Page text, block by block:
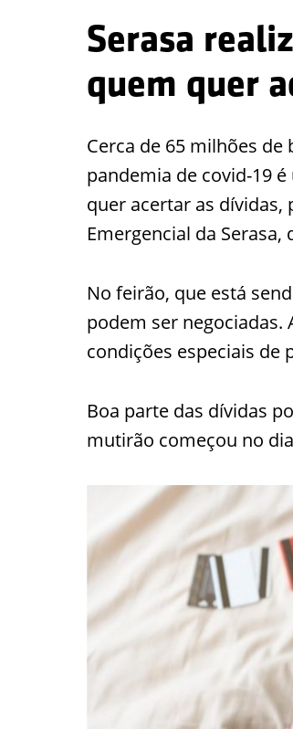
Serasa
quem quer
Cerca de 65 milhões
pandemia de covid-19
quer acertar as
Emergencial da Serasa,
No feirão, que está
podem ser negociadas.
condições especiais de
Boa parte das dívidas
mutirão começou no